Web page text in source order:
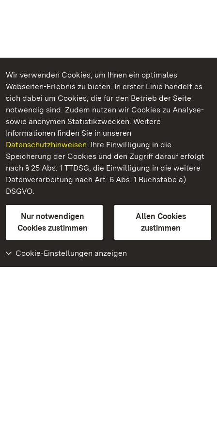
Wir verwenden Cookies, um Ihnen ein optimales
Webseiten-Erlebnis zu bieten. In erster Linie handelt es
sich dabei um Cookies, die für den Betrieb der Seite
notwendig sind. Zudem nutzen wir Cookies zu Analyse-
sowie anonymen Statistikzwecken. Weitere
Informationen finden Sie in unseren
Datenschutzhinweisen. Ihre Einwilligung in die
Speicherung der Cookies und den Zugriff darauf erfolgt
nach § 25 Abs. 1 TTDSG, die Einwilligung in die weitere
Datenverarbeitung nach Art. 6 Abs. 1 Buchstabe a)
DSGVO.
Nur notwendigen
Cookies zustimmen
Allen Cookies
zustimmen
Cookie-Einstellungen anzeigen
Kommen. Staunen. Genießen.
Heuneburg – Stadt Pyrene
Staatliche Schlösser und Gärten Baden-Württemberg
Kontakt
GebärdenspracheLeichte Sprache
Erklärung zur Barrierefreiheit
BITV-konform (geprüfte Seiten)
Weiteres